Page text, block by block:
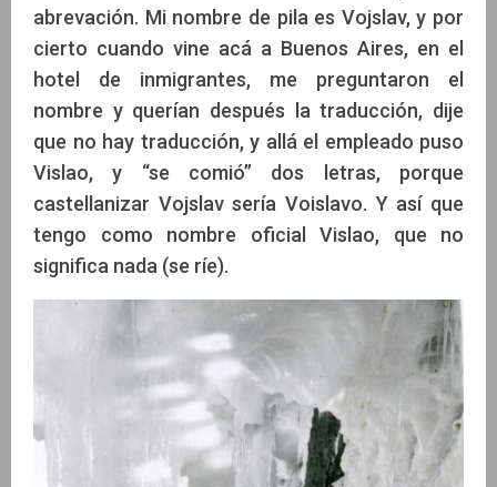
abrevación. Mi nombre de pila es Vojslav, y por
cierto cuando vine acá a Buenos Aires, en el
hotel de inmigrantes, me preguntaron el
nombre y querían después la traducción, dije
que no hay traducción, y allá el empleado puso
Vislao, y “se comió” dos letras, porque
castellanizar Vojslav sería Voislavo. Y así que
tengo como nombre oficial Vislao, que no
significa nada (se ríe).